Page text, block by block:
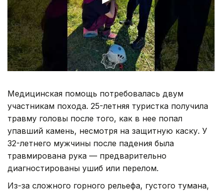
Медицинская помощь потребовалась двум
участникам похода. 25-летняя туристка получила
травму головы после того, как в нее попал
упавший камень, несмотря на защитную каску. У
32-летнего мужчины после падения была
травмирована рука — предварительно
диагностированы ушиб или перелом.
Из-за сложного горного рельефа, густого тумана,